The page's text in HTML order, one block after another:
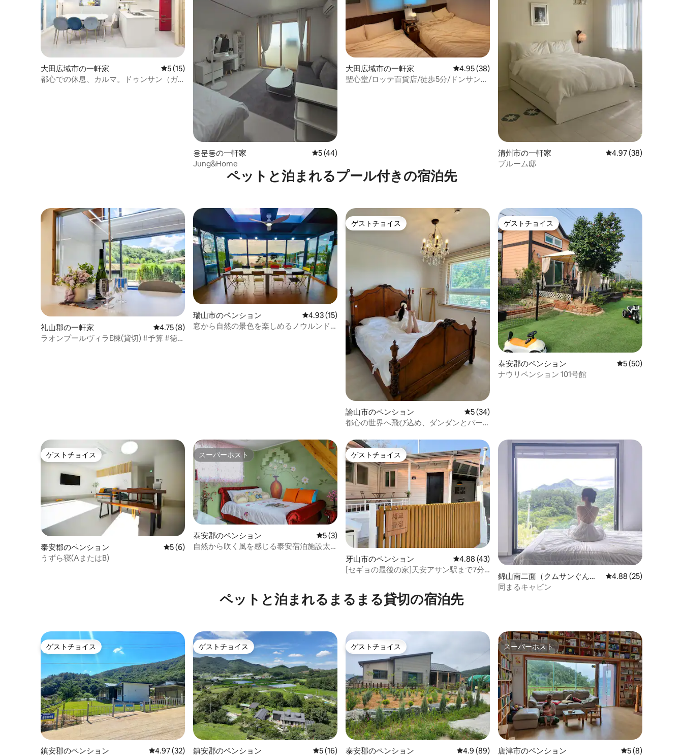
大田広域市の一軒家 レビュー15件、5つ星中5つ星の平均評価
5 (15)
都心での休息、カルマ。ドゥンサン（ガ
용문동の一軒家 レビュー44件、5つ星中5つ星の平均評価
5 (44)
Jung&Home
大田広域市の一軒家 レビュー38件、5つ星中4.95つ星の平均評価
4.95 (38)
聖心堂/ロッテ百貨店/徒歩5分/ドンサンド
清州市の一軒家 レビュー38件、5つ星
4.97 (38)
ブルーム邸
ペットと泊まれるプール付きの宿泊先
礼山郡の一軒家 レビュー8件、5つ星中4.75つ星の平均評価
4.75 (8)
ラオンプールヴィラE棟(貸切) #予算 #徳山
瑞山市のペンション レビュー15件、5つ星中4.93つ星の平均評価
4.93 (15)
窓から自然の景色を楽しめるノウルンド
ゲストチョイス
ゲストチョイス
論山市のペンション レビュー34件、5つ星中5つ星の平均評価
5 (34)
都心の世界へ飛び込め、ダンダンとバー
肉
ゲストチョイス
ゲストチョイス
泰安郡のペンション レビュー50件、5
5 (50)
ナウリペンション 101号館
ゲストチョイス
ゲストチョイス
泰安郡のペンション レビュー6件、5つ星中5つ星の平均評価
5 (6)
うずら寝(AまたはB)
スーパーホスト
スーパーホスト
泰安郡のペンション レビュー3件、5つ星中5つ星の平均評価
5 (3)
自然から吹く風を感じる泰安宿泊施設太
ゲストチョイス
ゲストチョイス
牙山市のペンション レビュー43件、5つ星中4.88つ星の平均評価
4.88 (43)
[セギョの最後の家]天安アサン駅まで7分/
錦山南二面（クムサンぐん、
ナミミョン）のペンション
レビュー25件、5つ星
4.88 (25)
同まるキャビン
ペットと泊まれるまるまる貸切の宿泊先
ゲストチョイス
ゲストチョイス
鎮安郡のペンション レビュー32件、5つ星中4.97つ星の平均評価
4.97 (32)
ゲストチョイス
ゲストチョイス
鎮安郡のペンション レビュー16件、5つ星中5つ星の平均評価
5 (16)
ゲストチョイス
ゲストチョイス
泰安郡のペンション レビュー89件、5つ星中4.9つ星の平均評価
4.9 (89)
スーパーホスト
スーパーホスト
唐津市のペンション レビュー8件、5
5 (8)